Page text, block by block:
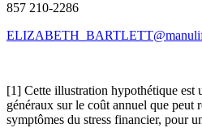
857 210-2286
[1] Cette illustration hypothétique est
généraux sur le coût annuel que peut
symptômes du stress financier, pour